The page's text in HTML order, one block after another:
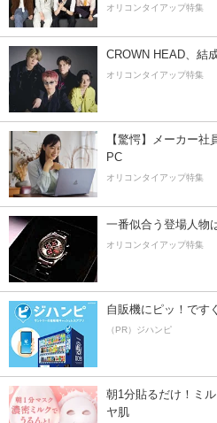
オリコンタイアップ特集
CROWN HEAD、結
オリコンタイアップ特集
【驚愕】メーカー
PC
オリコンタイアップ特集
一番似合う登場人物
オリコンタイアップ特集
自販機にピッ！です
（PR）ジハンピ
朝1分貼るだけ！ミ
ヤ肌